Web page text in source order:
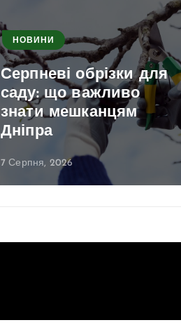
НОВИНИ
Серпневі обрізки для
саду: що важливо
знати мешканцям
Дніпра
7 Серпня, 2026